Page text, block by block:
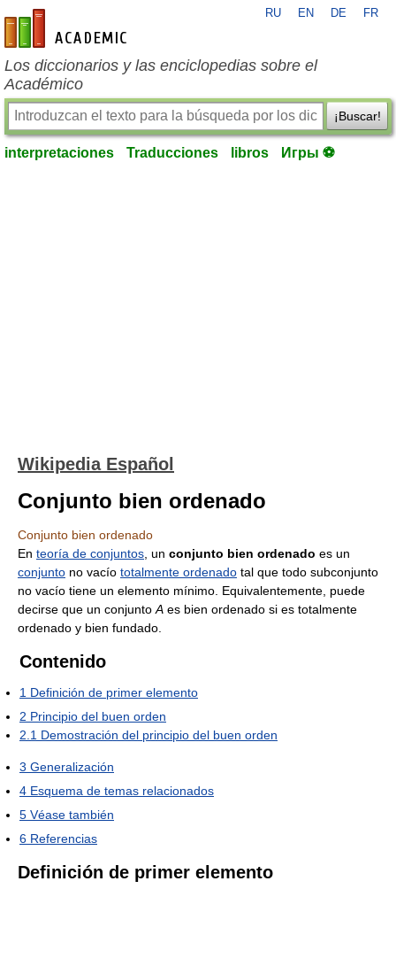
es-academic.com
RU EN DE FR
Los diccionarios y las enciclopedias sobre el
Académico
¡Buscar!
interpretaciones Traducciones libros Игры ⚽
Wikipedia Español
Conjunto bien ordenado
Conjunto bien ordenado
En teoría de conjuntos , un conjunto bien ordenado es un
conjunto no vacío totalmente ordenado tal que todo subconjunto
no vacío tiene un elemento mínimo. Equivalentemente, puede
decirse que un conjunto A es bien ordenado si es totalmente
ordenado y bien fundado.
Contenido
1 Definición de primer elemento
2 Principio del buen orden
2.1 Demostración del principio del buen orden
3 Generalización
4 Esquema de temas relacionados
5 Véase también
6 Referencias
Definición de primer elemento